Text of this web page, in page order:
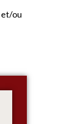
et/ou